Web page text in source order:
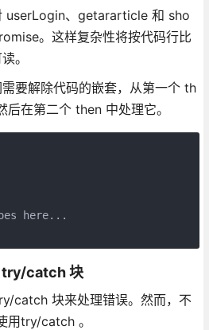
userLogin、getararticle 和 sho
。这样复杂性将按代码行比
。
要解除代码的嵌套，从第一个 th
在第二个 then 中处理它。
here...
try/catch 块
catch 块来处理错误。然而，不
用try/catch 。